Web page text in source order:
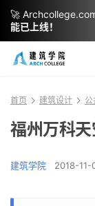
首页 建筑设计
福州万科
建筑学院 2018-11-
🚀
能已上线！